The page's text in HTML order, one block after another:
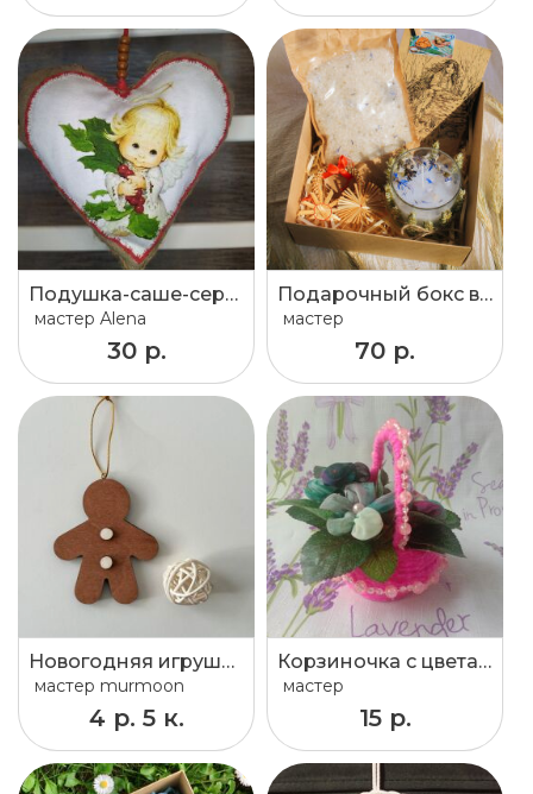
Подушка-саше-сердце
мастер Alena
30 р.
Подарочный бокс в национальном белорусском стиле
мастер
70 р.
Новогодняя игрушка «Пряничный человечек»
мастер murmoon
4 р. 5 к.
Корзиночка с цветами
мастер
15 р.